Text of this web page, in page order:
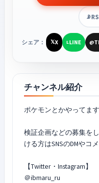
📡
シェア： 𝕏X LLINE @
チャンネル紹介
ポケモンとかやってま
検証企画などの募集を
ける方はSNSのDMやコ
【Twitter・Instagram】
＠ibmaru_ru